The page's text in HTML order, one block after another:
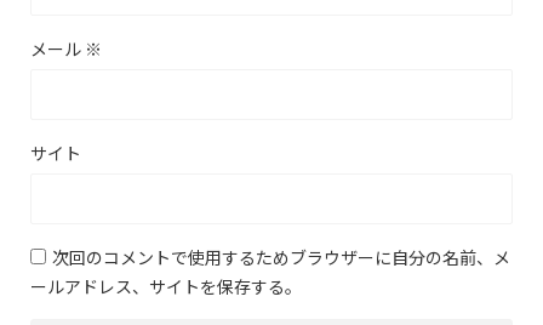
メール ※
サイト
次回のコメントで使用するためブラウザーに自分の名前、メ
ールアドレス、サイトを保存する。